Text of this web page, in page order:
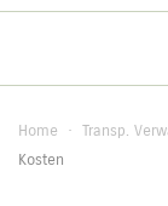
Home · Transp.
Kosten